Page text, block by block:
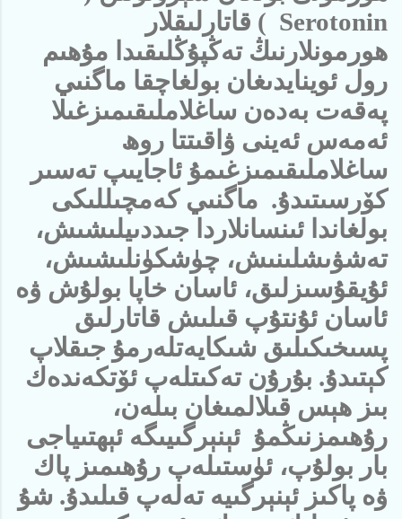
Serotonin ) قاتارلىقلار
ھورمونلارنىڭ تەڭپۇڭلىقىدا مۇھىم
رول ئوينايدىغان بولغاچقا ماگنىي
پەقەت بەدەن ساغلاملىقىمىزغىلا
ئەمەس ئەينى ۋاقىتتا روھ
ساغلاملىقىمىزغىمۇ ئاجايىپ تەسىر
كۆرسىتىدۇ. ماگنىي كەمچىللىكى
بولغاندا ئىنسانلاردا جىددىيلىشىش،
تەشۋىشلىنىش، چۈشكۈنلىشىش،
ئۇيقۇسىزلىق، ئاسان خاپا بولۇش ۋە
ئاسان ئۇنتۇپ قىلىش قاتارلىق
پسىخىكىلىق شىكايەتلەرمۇ جىقلاپ
كېتىدۇ. بۇرۇن تەكىتلەپ ئۆتكەندەك
بىز ھېس قىلالمىغان بىلەن،
رۇھىمزنىڭمۇ ئېنېرگىيىگە ئېھتىياجى
بار بولۇپ، ئۈستىلەپ رۇھىمىز پاك
ۋە پاكىز ئېنېرگىيە تەلەپ قىلىدۇ. شۇ